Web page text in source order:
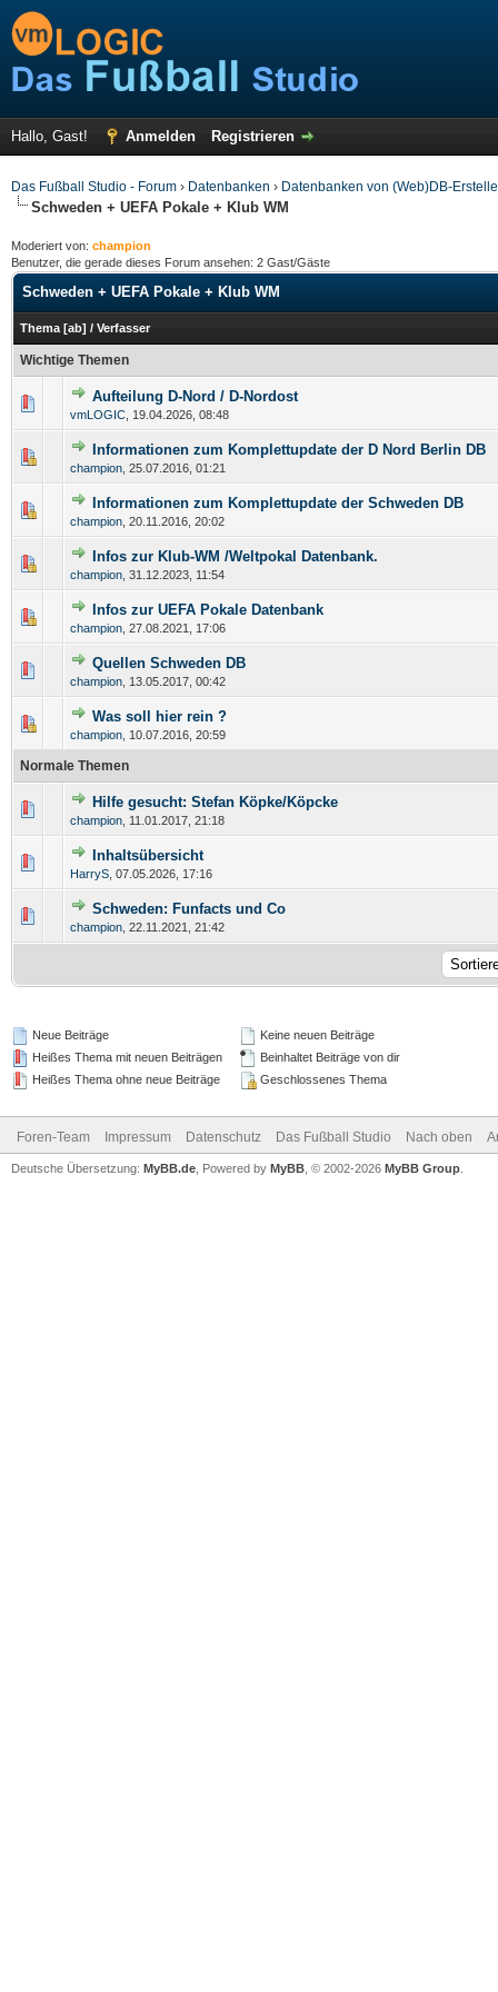
Hallo, Gast! Anmelden Registrieren
Das Fußball Studio - Forum › Datenbanken › Datenbanken von (Web)DB-
Schweden + UEFA Pokale + Klub WM
Moderiert von: champion
Benutzer, die gerade dieses Forum ansehen: 2 Gast/Gäste
Schweden + UEFA Pokale + Klub WM
Thema [ab] / Verfasser
Wichtige Themen
Aufteilung D-Nord / D-Nordost
vmLOGIC 19.04.2026, 08:48
Informationen zum Komplettupdate der D Nord Berlin DB
champion 25.07.2016, 01:21
Informationen zum Komplettupdate der Schweden DB
champion 20.11.2016, 20:02
Infos zur Klub-WM /Weltpokal Datenbank.
champion 31.12.2023, 11:54
Infos zur UEFA Pokale Datenbank
champion 27.08.2021, 17:06
Quellen Schweden DB
champion 13.05.2017, 00:42
Was soll hier rein ?
champion 10.07.2016, 20:59
Normale Themen
Hilfe gesucht: Stefan Köpke/Köpcke
champion 11.01.2017, 21:18
Inhaltsübersicht
HarryS 07.05.2026, 17:16
Schweden: Funfacts und Co
champion 22.11.2021, 21:42
Neue Beiträge
Heißes Thema mit neuen Beiträgen
Heißes Thema ohne neue Beiträge
Keine neuen Beiträge
Beinhaltet Beiträge von dir
Geschlossenes Thema
Foren-Team Impressum Datenschutz Das Fußball Studio Nach oben
Deutsche Übersetzung: MyBB.de , Powered by MyBB , © 2002-2026 MyBB Group